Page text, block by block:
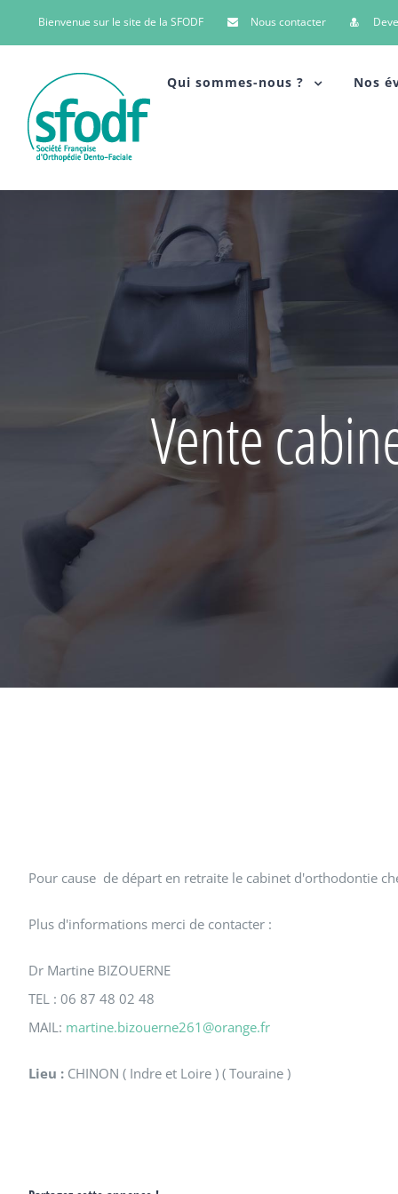
Bienvenue sur le site de la SFODF Nous contacter
Qui sommes-nous ? Nos
Vente
Pour cause de départ en retraite le cabinet d'orthodontie
Plus d'informations merci de contacter :
Dr Martine BIZOUERNE
TEL : 06 87 48 02 48
MAIL: martine.bizouerne261@orange.fr
Lieu : CHINON ( Indre et Loire ) ( Touraine )